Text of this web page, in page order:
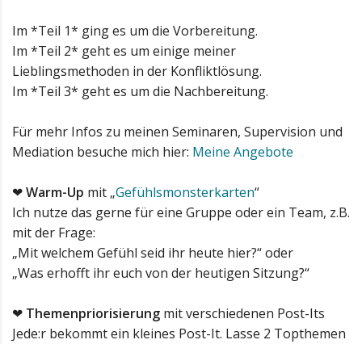
Im *Teil 1* ging es um die Vorbereitung.
Im *Teil 2* geht es um einige meiner
Lieblingsmethoden in der Konfliktlösung.
Im *Teil 3* geht es um die Nachbereitung.
Für mehr Infos zu meinen Seminaren, Supervision und
Mediation besuche mich hier: Meine Angebote
❤Warm-Up mit „Gefühlsmonsterkarten“
Ich nutze das gerne für eine Gruppe oder ein Team, z.B.
mit der Frage:
„Mit welchem Gefühl seid ihr heute hier?“ oder
„Was erhofft ihr euch von der heutigen Sitzung?“
❤ Themenpriorisierung mit verschiedenen Post-Its
Jede:r bekommt ein kleines Post-It. Lasse 2 Topthemen